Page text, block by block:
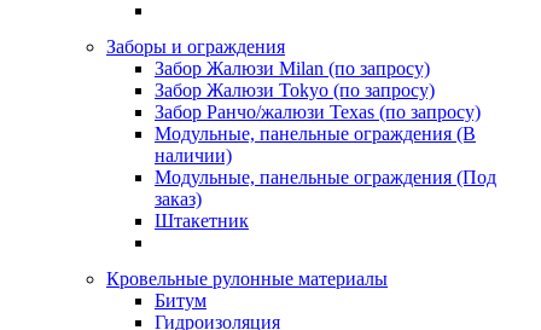
Заборы и ограждения
Забор Жалюзи Milan (по запросу)
Забор Жалюзи Tokyo (по запросу)
Забор Ранчо/жалюзи Texas (по запросу)
Модульные, панельные ограждения (В
наличии)
Модульные, панельные ограждения (Под
заказ)
Штакетник
Кровельные рулонные материалы
Битум
Гидроизоляция